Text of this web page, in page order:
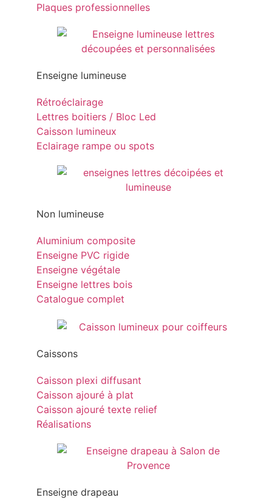
Plaques professionnelles
Enseigne lumineuse
Rétroéclairage
Lettres boitiers / Bloc Led
Caisson lumineux
Eclairage rampe ou spots
Non lumineuse
Aluminium composite
Enseigne PVC rigide
Enseigne végétale
Enseigne lettres bois
Catalogue complet
Caissons
Caisson plexi diffusant
Caisson ajouré à plat
Caisson ajouré texte relief
Réalisations
Enseigne drapeau